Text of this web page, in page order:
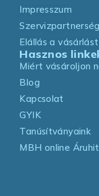
Impresszum
Szervizpartnerség
Elállás a
Hasznos
Miért vásároljon
Blog
Kapcsolat
GYIK
Tanúsítványaink
MBH online